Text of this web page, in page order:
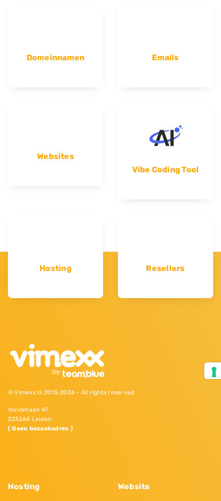
Domeinnamen Emails
Websites
Vibe Coding Tool
Hosting Resellers
© Vimexx.nl 2015‐2026 - All rights reserved
Vondellaan 47,
2332AA Leiden
( Geen bezoekadres )
Hosting Website